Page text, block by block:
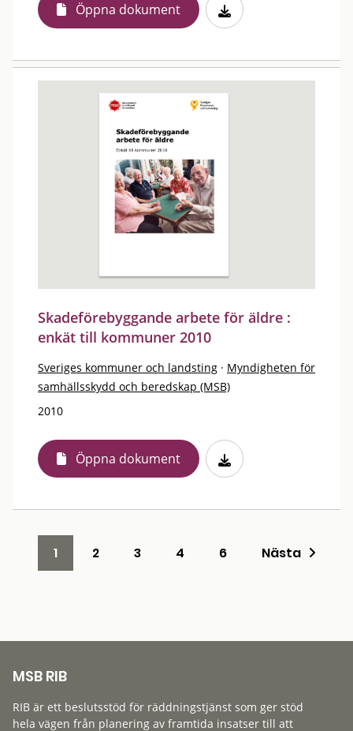
Öppna dokument
Skadeförebyggande arbete för äldre :
enkät till kommuner 2010
Sveriges kommuner och landsting · Myndigheten för
samhällsskydd och beredskap (MSB)
2010
Öppna dokument
1 2 3 4 6 Nästa
MSB RIB
RIB är ett beslutsstöd för räddningstjänst som ger stöd
hela vägen från planering av framtida insatser till att